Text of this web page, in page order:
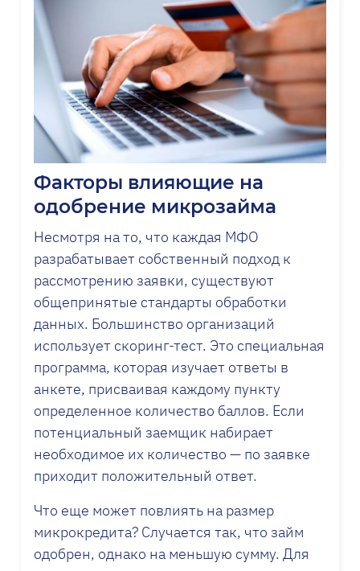
Факторы влияющие на
одобрение микрозайма
Несмотря на то, что каждая МФО
разрабатывает собственный подход к
рассмотрению заявки, существуют
общепринятые стандарты обработки
данных. Большинство организаций
использует скоринг-тест. Это специальная
программа, которая изучает ответы в
анкете, присваивая каждому пункту
определенное количество баллов. Если
потенциальный заемщик набирает
необходимое их количество — по заявке
приходит положительный ответ.
Что еще может повлиять на размер
микрокредита? Случается так, что займ
одобрен, однако на меньшую сумму. Для